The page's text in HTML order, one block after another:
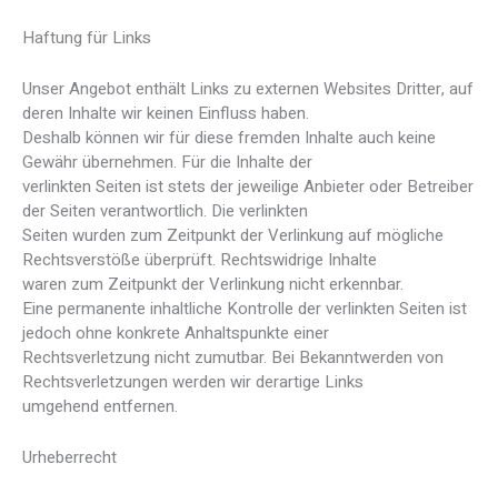
Haftung für Links
Unser Angebot enthält Links zu externen Websites Dritter, auf
deren Inhalte wir keinen Einfluss haben.
Deshalb können wir für diese fremden Inhalte auch keine
Gewähr übernehmen. Für die Inhalte der
verlinkten Seiten ist stets der jeweilige Anbieter oder Betreiber
der Seiten verantwortlich. Die verlinkten
Seiten wurden zum Zeitpunkt der Verlinkung auf mögliche
Rechtsverstöße überprüft. Rechtswidrige Inhalte
waren zum Zeitpunkt der Verlinkung nicht erkennbar.
Eine permanente inhaltliche Kontrolle der verlinkten Seiten ist
jedoch ohne konkrete Anhaltspunkte einer
Rechtsverletzung nicht zumutbar. Bei Bekanntwerden von
Rechtsverletzungen werden wir derartige Links
umgehend entfernen.
Urheberrecht